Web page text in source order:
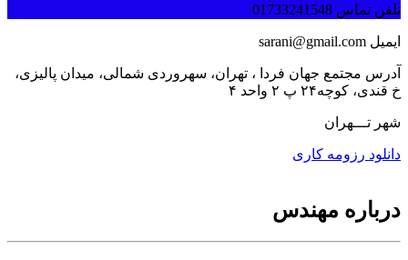
تلفن تماس 01733241548
ایمیل sarani@gmail.com
آدرس مجتمع جهان فردا ، تهران، سهروردی شمالی، میدان پالیزی،
خ قندی، کوچه۲۴ پ ۲ واحد ۴
شهر تـــهران
دانلود رزومه کاری
درباره مهندس